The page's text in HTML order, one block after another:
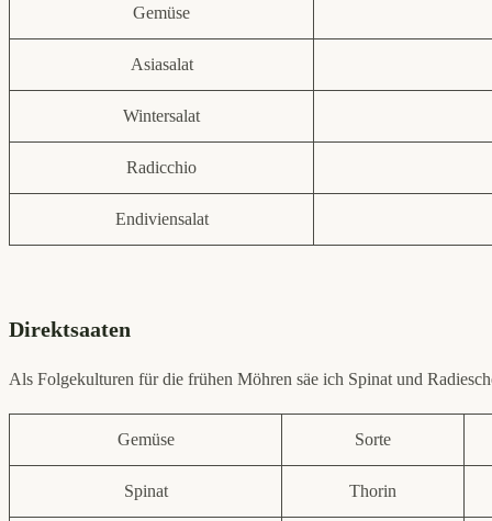
Gemüse
Asiasalat
Wintersalat
Radicchio
Endiviensalat
Direktsaaten
Als Folgekulturen für die frühen Möhren säe ich Spinat und
Gemüse Sorte
Spinat Thorin